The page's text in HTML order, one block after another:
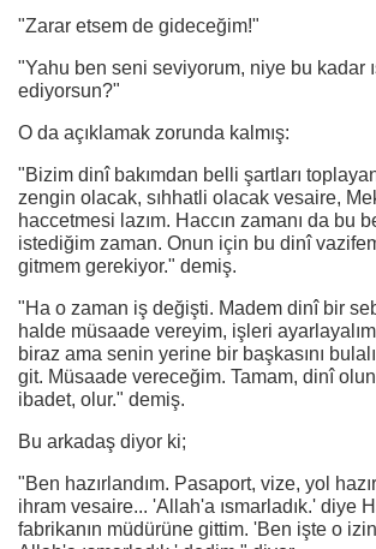
"Zarar etsem de gideceğim!"
"Yahu ben seni seviyorum, niye bu kadar
ediyorsun?"
O da açıklamak zorunda kalmış:
"Bizim dinî bakımdan belli şartları
zengin olacak, sıhhatli olacak vesaire,
haccetmesi lazım. Haccın zamanı da bu
istediğim zaman. Onun için bu dinî
gitmem gerekiyor." demiş.
"Ha o zaman iş değişti. Madem dinî bir
halde müsaade vereyim, işleri
biraz ama senin yerine bir başkasını
git. Müsaade vereceğim. Tamam, dinî
ibadet, olur." demiş.
Bu arkadaş diyor ki;
"Ben hazırlandım. Pasaport, vize, yol
ihram vesaire... 'Allah'a ısmarladık.' diye
fabrikanın müdürüne gittim. 'Ben işte o